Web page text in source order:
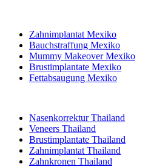
Zahnimplantat Mexiko
Bauchstraffung Mexiko
Mummy Makeover Mexiko
Brustimplantate Mexiko
Fettabsaugung Mexiko
Nasenkorrektur Thailand
Veneers Thailand
Brustimplantate Thailand
Zahnimplantat Thailand
Zahnkronen Thailand